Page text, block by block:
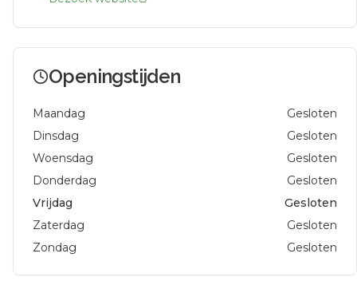
Openingstijden
Maandag
Gesloten
Dinsdag
Gesloten
Woensdag
Gesloten
Donderdag
Gesloten
Vrijdag
Gesloten
Zaterdag
Gesloten
Zondag
Gesloten